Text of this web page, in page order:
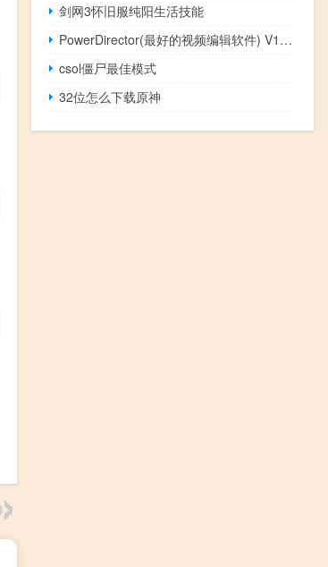
剑网3怀旧服纯阳生活技能
PowerDirector(最好的视频编辑软件) V13.0 官方版（PowerDirector(最好的视频编辑软件) V13.0 官方版功能简介）
csol僵尸最佳模式
32位怎么下载原神